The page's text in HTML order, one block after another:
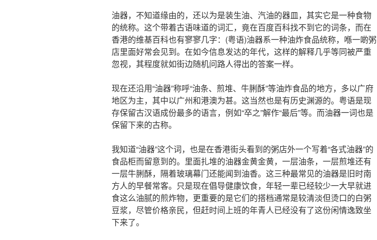
油器，不知道缘由的，还以为是装生油、汽油的器皿，其实它是一种食物
的统称。这个带着古语味道的词汇，竟在百度百科找不到它的词条，而在
香港的维基百科也有寥寥几字：(粤语)油器系一种油炸食品统称，喺一啲粥
店里面好常会见到。在如今信息发达的年代，这样的解释几乎等同被严重
忽视，其程度就如街边随机问路人得出的答案一样。
现在还沿用“油器”称呼“油条、煎堆、牛脷酥”等油炸食品的地方，多以广府
地区为主，其中以广州和港澳为甚。这当然也是有历史渊源的。粤语是现
存保留古汉语成份最多的语言，例如“卒之”解作“最后”等。而油器一词也是
保留下来的古称。
我知道“油器”这个词，也是在香港街头看到的粥店外一个写着“各式油器”的
食品柜而留意到的。里面扎堆的油器金黄金黄，一层油条，一层煎堆还有
一层牛脷酥，隔着玻璃幕门还能闻到油香。这三种最常见的油器是旧时南
方人的早餐常客。只是现在倡导健康饮食，年轻一辈已经较少一大早就进
食这么油腻的煎炸物，更重要的是它们的搭档通常是较清淡但烫口的白粥
豆浆，尽管价格亲民，但赶时间上班的年青人已经没有了这份闲情逸致坐
下来了。